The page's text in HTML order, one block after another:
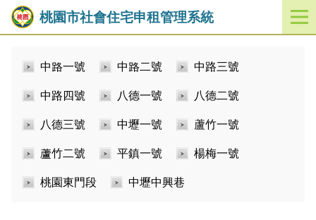
桃園市社會住宅申租管理系統
開
啟
中路一號 中路二號 中路三號
中路四號 八德一號 八德二號
八德三號 中壢一號 蘆竹一號
蘆竹二號 平鎮一號 楊梅一號
桃園東門段 中壢中興巷